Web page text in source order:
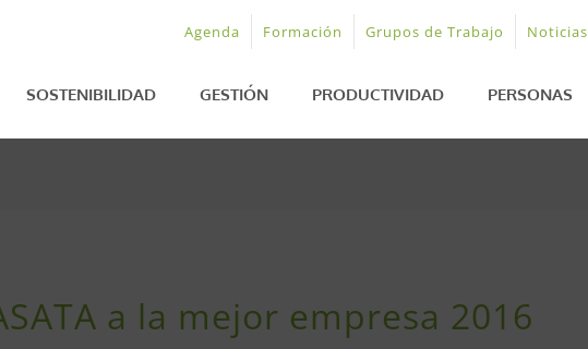
Agenda Formación Grupos de Trabajo Noticias
SOSTENIBILIDAD GESTIÓN PRODUCTIVIDAD PERSONAS
a la mejor empresa 2016